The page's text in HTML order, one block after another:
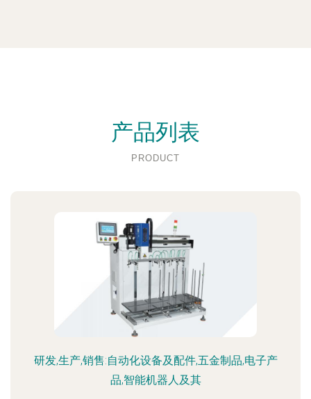
产品列表
PRODUCT
研发,生产,销售:自动化设备及配件,五金制品,电子产
品,智能机器人及其